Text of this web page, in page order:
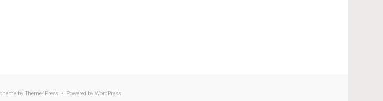
theme by Theme4Press • Powered by WordPress